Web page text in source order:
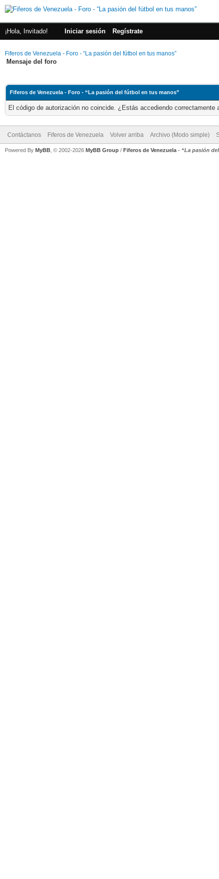
¡Hola, Invitado! Iniciar sesión Regístrate
Fiferos de Venezuela - Foro - “La pasión del fútbol en tus manos”
Mensaje del foro
Fiferos de Venezuela - Foro - “La pasión del fútbol en tus manos”
El código de autorización no coincide. ¿Estás accediendo
Contáctanos Fiferos de Venezuela Volver arriba Archivo (Modo simple)
Powered By MyBB , © 2002-2026 MyBB Group / Fiferos de Venezuela - “La pasión